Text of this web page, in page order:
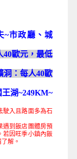
~市政廳、城
40歐元，最低
洞：每人40歐
湖~249KM~
駛入且路面多為石
遇到飯店團體房預
若因旺季小鎮內飯
解。